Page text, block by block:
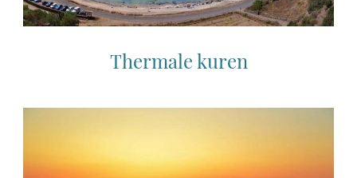
Thermale kuren